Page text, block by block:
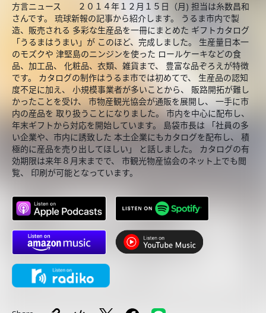
方言ニュース ２０１４年１２月１５日（月) 担当は糸数昌和
さんです。 琉球新報の記事から紹介します。 うるま市内で製
造、販売される 多彩な生産品を一冊にまとめた ギフトカタログ
「うるまはうまい」が このほど、完成しました。 生産量日本一
のモズクや 津堅島のニンジンを使った ロールケーキなどの食
品、加工品、 化粧品、衣類、雑貨まで、 豊富な品ぞろえが特徴
です。 カタログの制作はうるま市では初めてで、 生産品の認知
度不足に加え、 小規模事業者が多いことから、 販路開拓が難し
かったことを受け、 市物産観光協会が通販を展開し、 一手に市
内の産品を 取り扱うことになりました。 市内を中心に配布し、
年末ギフトから対応を開始しています。 島袋市長は 「社員の多
い企業や、市内に誘致した 本土企業にもカタログを配布し、 積
極的に産品を売り出してほしい」 と話しました。 カタログの有
効期限は来年８月末までで、 市観光物産協会のネット上でも閲
覧、 印刷が可能となっています。